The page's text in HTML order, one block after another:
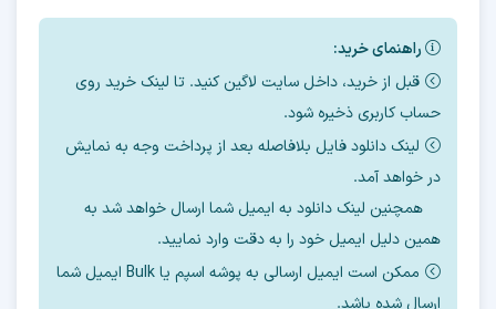
راهنمای خرید:
قبل از خرید، داخل سایت لاگین کنید. تا لینک خرید روی
حساب کاربری ذخیره شود.
لینک دانلود فایل بلافاصله بعد از پرداخت وجه به نمایش
در خواهد آمد.
همچنین لینک دانلود به ایمیل شما ارسال خواهد شد به
همین دلیل ایمیل خود را به دقت وارد نمایید.
ممکن است ایمیل ارسالی به پوشه اسپم یا Bulk ایمیل شما
ارسال شده باشد.